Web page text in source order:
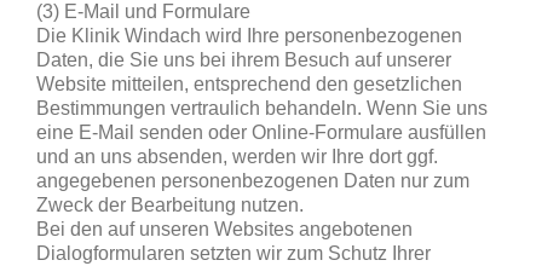
(3) E-Mail und Formulare
Die Klinik Windach wird Ihre personenbezogenen
Daten, die Sie uns bei ihrem Besuch auf unserer
Website mitteilen, entsprechend den gesetzlichen
Bestimmungen vertraulich behandeln. Wenn Sie uns
eine E-Mail senden oder Online-Formulare ausfüllen
und an uns absenden, werden wir Ihre dort ggf.
angegebenen personenbezogenen Daten nur zum
Zweck der Bearbeitung nutzen.
Bei den auf unseren Websites angebotenen
Dialogformularen setzten wir zum Schutz Ihrer